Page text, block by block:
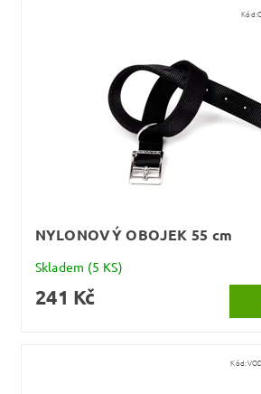
Kód:
NYLONOVÝ OBOJEK 55 cm
Skladem (5 KS)
241 Kč
Kód: